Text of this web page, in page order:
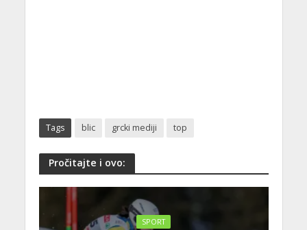
Tags blic grcki mediji top
Pročitajte i ovo:
SPORT